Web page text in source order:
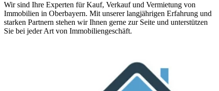
Wir sind Ihre Experten für Kauf, Verkauf und Vermietung von
Immobilien in Oberbayern. Mit unserer langjährigen Erfahrung und
starken Partnern stehen wir Ihnen gerne zur Seite und unterstützen
Sie bei jeder Art von Immobiliengeschäft.